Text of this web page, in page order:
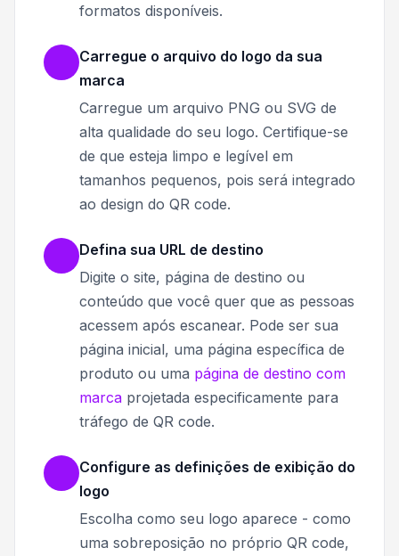
formatos disponíveis.
Carregue o arquivo do logo da sua
marca
Carregue um arquivo PNG ou SVG de
alta qualidade do seu logo. Certifique-se
de que esteja limpo e legível em
tamanhos pequenos, pois será integrado
ao design do QR code.
Defina sua URL de destino
Digite o site, página de destino ou
conteúdo que você quer que as pessoas
acessem após escanear. Pode ser sua
página inicial, uma página específica de
produto ou uma página de destino com
marca projetada especificamente para
tráfego de QR code.
Configure as definições de exibição do
logo
Escolha como seu logo aparece - como
uma sobreposição no próprio QR code,